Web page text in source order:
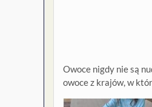
Owoce nigdy nie są
owoce z krajów, w